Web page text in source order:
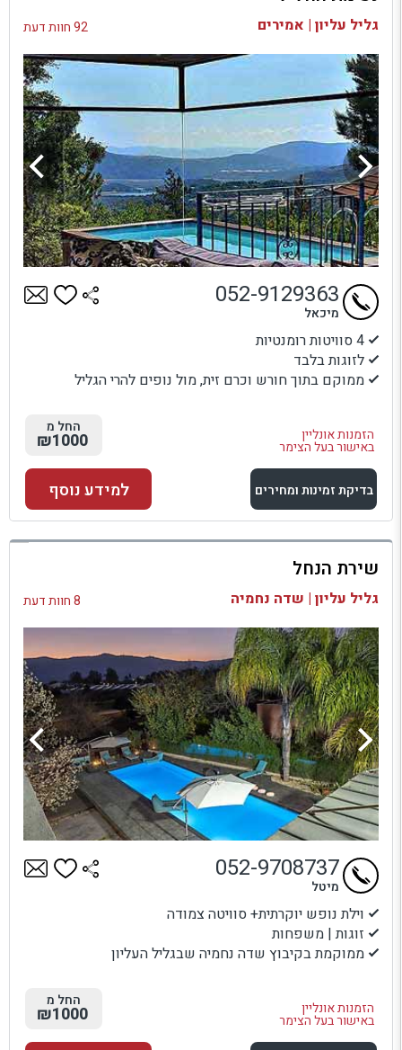
בדיקת זמינות ומחירים
גליל עליון | אמירים 92 חוות דעת
4 סוויטות רומנטיות
לזוגות בלבד
ממוקם בתוך חורש וכרם זית, מול נופים להרי הגליל
הזמנות אונליין
באישור בעל הצימר
052-9129363
מיכאל
החל מ
₪1000
בדיקת זמינות ומחירים
למתחם זה
בדיקת זמינות ומחירים
למידע נוסף
שירת הנחל
גליל עליון | שדה נחמיה 8 חוות דעת
וילת נופש יוקרתית+ סוויטה צמודה
זוגות | משפחות
ממוקמת בקיבוץ שדה נחמיה שבגליל העליון
הזמנות אונליין
באישור בעל הצימר
052-9708737
מיטל
החל מ
₪1000